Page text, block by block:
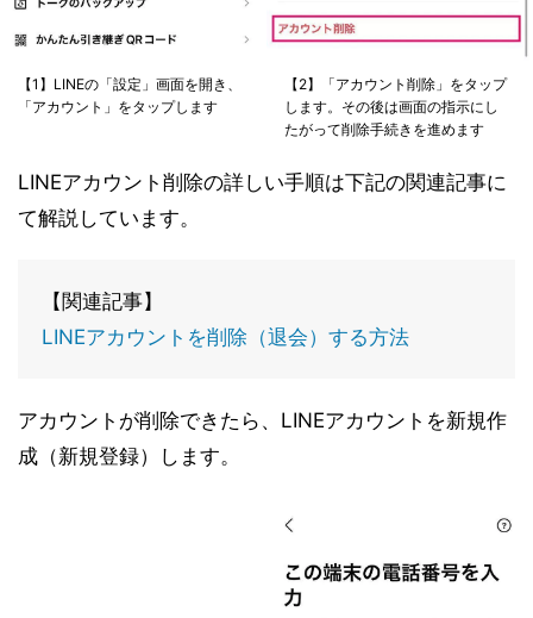
【1】LINEの「設定」画面を開き、
「アカウント」をタップします
【2】「アカウント削除」をタップ
します。その後は画面の指示にし
たがって削除手続きを進めます
LINEアカウント削除の詳しい手順は下記の関連記事に
て解説しています。
【関連記事】
LINEアカウントを削除（退会）する方法
アカウントが削除できたら、LINEアカウントを新規作
成（新規登録）します。